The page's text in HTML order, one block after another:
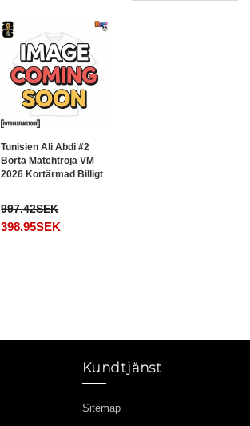
Tunisien Ali Abdi #2
Borta Matchtröja VM
2026 Kortärmad Billigt
997.42SEK
398.95SEK
Kundtjänst
Sitemap